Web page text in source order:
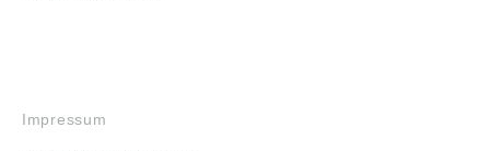
Impressum